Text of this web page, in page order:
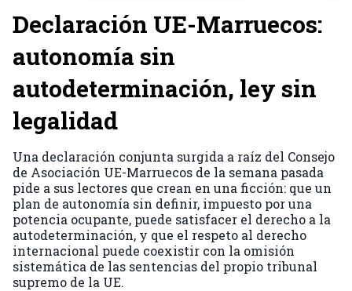
Declaración UE-Marruecos:
autonomía sin
autodeterminación, ley sin
legalidad
Una declaración conjunta surgida a raíz del Consejo
de Asociación UE-Marruecos de la semana pasada
pide a sus lectores que crean en una ficción: que un
plan de autonomía sin definir, impuesto por una
potencia ocupante, puede satisfacer el derecho a la
autodeterminación, y que el respeto al derecho
internacional puede coexistir con la omisión
sistemática de las sentencias del propio tribunal
supremo de la UE.